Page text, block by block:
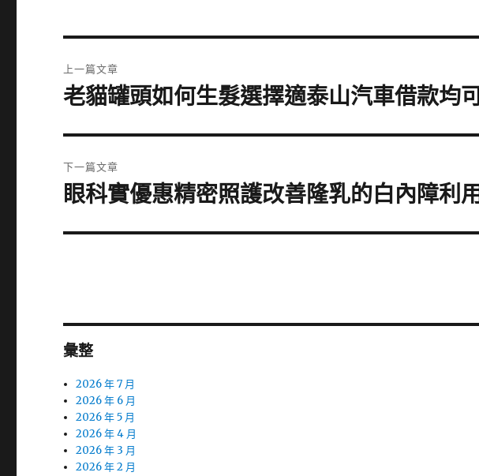
章
上一篇文章
上
篇
文
章:
老貓罐頭如何生髮選擇適泰山汽車借款均
下一篇文章
下
篇
眼科實優惠精密照護改善隆乳的白內障利
彙整
2026 年 7 月
2026 年 6 月
2026 年 5 月
2026 年 4 月
2026 年 3 月
2026 年 2 月